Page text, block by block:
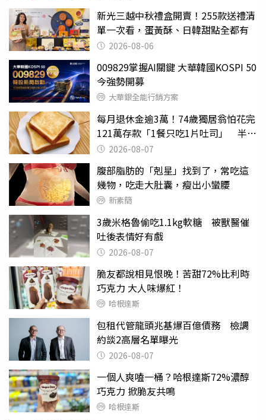
新光三越中秋禮盒開賣！255款送禮清
單一次看，蛋黃酥、日韓甜點全都有
2026-08-06
009829掌握AI關鍵 大華韓國KOSPI 50
今強勢開募
大華銀全能行銷方案
每月退休金逾3萬！74歲獨居翁怕花完
121萬存款「1餐只吃1片吐司」 半年
後暴瘦嚇壞女兒
2026-08-07
腹部脂肪的「剋星」找到了，常吃這
幾物，吃走大肚囊，瘦出小蠻腰
新素簡
3歲米格魯偷吃1.1kg軟糖 被獸醫催
吐後表情好有戲
2026-08-07
脆友都說相見恨晚！苦甜72%比利時
巧克力 大人味爆紅！
哈根達斯
包租代管龍頭兆基爆百億債務 檢調
約談2高層名單曝光
2026-08-07
一個人爽嗑一桶？哈根達斯72%濃醇
巧克力 掀脆友共鳴
哈根達斯